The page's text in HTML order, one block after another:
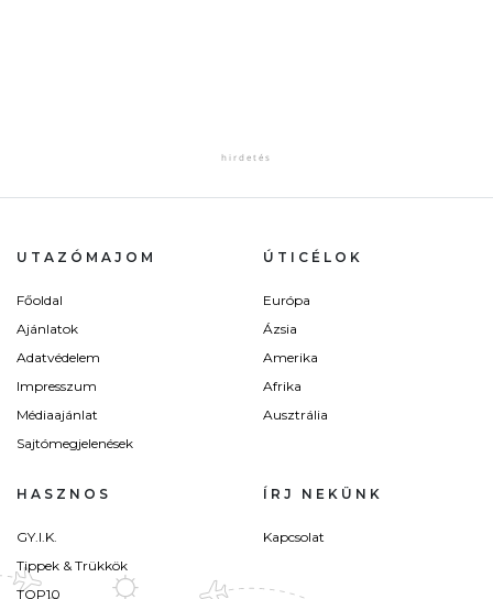
UTAZÓMAJOM
Főoldal
Ajánlatok
Adatvédelem
Impresszum
Médiaajánlat
Sajtómegjelenések
ÚTICÉLOK
Európa
Ázsia
Amerika
Afrika
Ausztrália
HASZNOS
GY.I.K.
Tippek & Trükkök
TOP10
ÍRJ NEKÜNK
Kapcsolat